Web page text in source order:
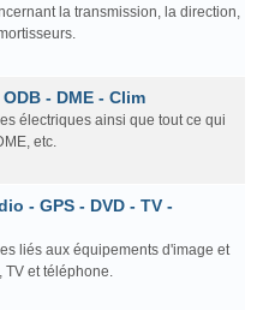
la transmission, la direction,
- DME - Clim
électriques ainsi que tout ce qui
etc.
- GPS - DVD - TV -
liés aux équipements d'image et
TV et téléphone.